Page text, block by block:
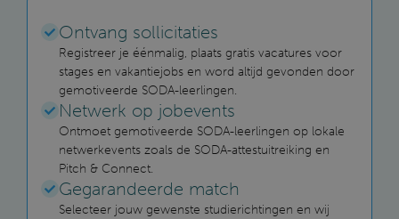
Ontvang sollicitaties
Registreer je éénmalig, plaats gratis vacatures voor
stages en vakantiejobs en word altijd gevonden door
gemotiveerde SODA-leerlingen.
Netwerk op jobevents
Ontmoet gemotiveerde SODA-leerlingen op lokale
netwerkevents zoals de SODA-attestuitreiking en
Pitch & Connect.
Gegarandeerde match
Selecteer jouw gewenste studierichtingen en wij